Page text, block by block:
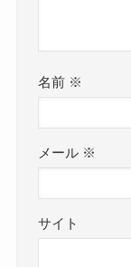
名前 ※
メール ※
サイト